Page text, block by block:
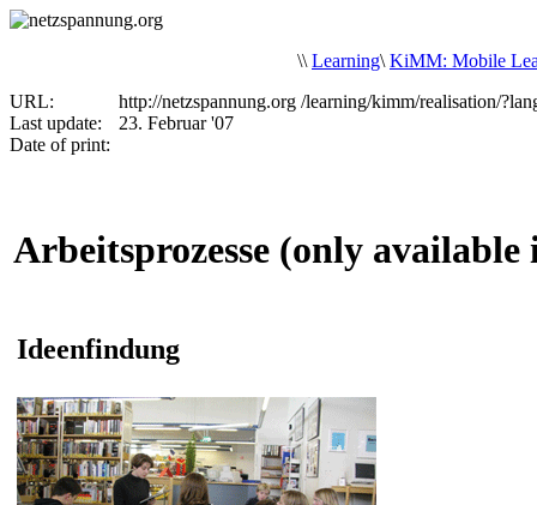
\\ Learning\ KiMM: Mobile
URL:
http://netzspannung.org /learning/kimm/realisation/
Last update:
23. Februar '07
Date of print:
Arbeitsprozesse (only
Ideenfindung